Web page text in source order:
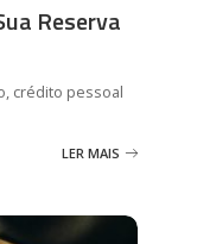
Reserva
crédito pessoal
LER MAIS